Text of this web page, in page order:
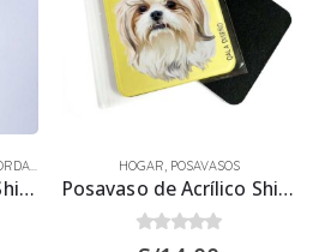
Cartuchera Bordada Shih Tzu 2
HOGAR, POSAVASOS
Posavaso de Acrílico Shih Tzu 2 9.5×9.5 cms
0out of 5